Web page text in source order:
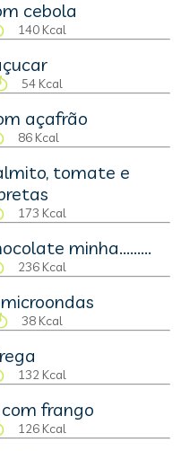
cebola
140 Kcal
54 Kcal
açafrão
86 Kcal
tomate e
173 Kcal
minha.........
236 Kcal
38 Kcal
132 Kcal
frango
126 Kcal